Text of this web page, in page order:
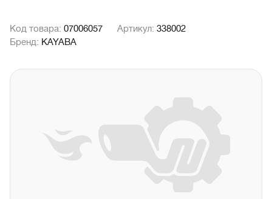
Код товара: 07006057 Артикул: 338002
Бренд: KAYABA